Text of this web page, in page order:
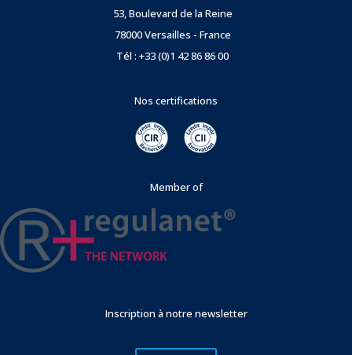
53, Boulevard de la Reine
78000 Versailles - France
Tél : +33 (0)1 42 86 86 00
Nos certifications
Member of
Inscription à notre newsletter